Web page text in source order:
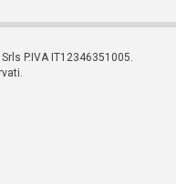
P.IVA IT12346351005.